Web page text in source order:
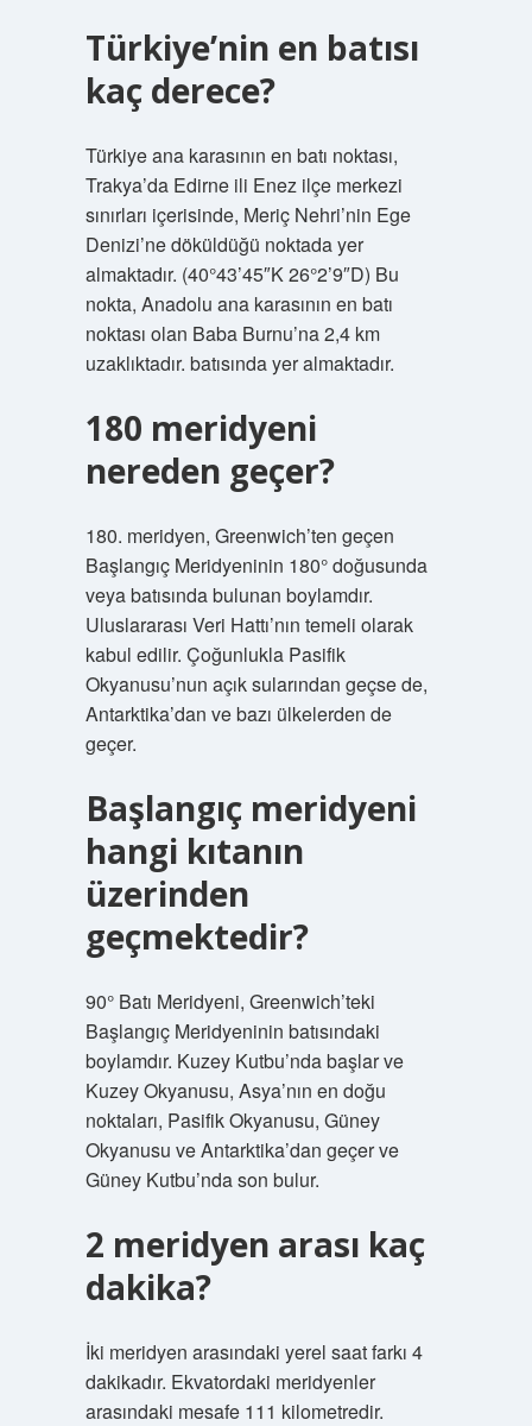
Türkiye’nin en batısı
kaç derece?
Türkiye ana karasının en batı noktası,
Trakya’da Edirne ili Enez ilçe merkezi
sınırları içerisinde, Meriç Nehri’nin Ege
Denizi’ne döküldüğü noktada yer
almaktadır. (40°43’45″K 26°2’9″D) Bu
nokta, Anadolu ana karasının en batı
noktası olan Baba Burnu’na 2,4 km
uzaklıktadır. batısında yer almaktadır.
180 meridyeni
nereden geçer?
180. meridyen, Greenwich’ten geçen
Başlangıç ​​Meridyeninin 180° doğusunda
veya batısında bulunan boylamdır.
Uluslararası Veri Hattı’nın temeli olarak
kabul edilir. Çoğunlukla Pasifik
Okyanusu’nun açık sularından geçse de,
Antarktika’dan ve bazı ülkelerden de
geçer.
Başlangıç meridyeni
hangi kıtanın
üzerinden
geçmektedir?
90° Batı Meridyeni, Greenwich’teki
Başlangıç ​​Meridyeninin batısındaki
boylamdır. Kuzey Kutbu’nda başlar ve
Kuzey Okyanusu, Asya’nın en doğu
noktaları, Pasifik Okyanusu, Güney
Okyanusu ve Antarktika’dan geçer ve
Güney Kutbu’nda son bulur.
2 meridyen arası kaç
dakika?
İki meridyen arasındaki yerel saat farkı 4
dakikadır. Ekvatordaki meridyenler
arasındaki mesafe 111 kilometredir.